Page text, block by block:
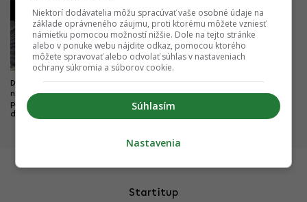
Dobré správy z najväčších
nemocníc. Výstavba veľkých
projektov napreduje, hlásia
dôležité míľniky
4
Rozhodujúci míľnik sa blíži. Na
banskobystrickej nemocnici sa
objavila prvá glajcha
Startitup
Niektorí dodávatelia môžu spracúvať vaše osobné údaje na
základe oprávneného záujmu, proti ktorému môžete vzniesť
námietku pomocou možností nižšie. Dole na tejto stránke
alebo v ponuke webu nájdite odkaz, pomocou ktorého
môžete spravovať alebo odvolať súhlas v nastaveniach
ochrany súkromia a súborov cookie.
Súhlasím
Nastavenia